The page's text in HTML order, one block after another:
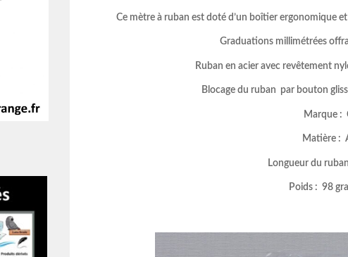
Ce mètre à ruban est doté d’un boîtier ergonomique
Graduations millimétrées
Ruban en acier avec revêtement
Blocage du ruban par bouton
Marque :
Matière :
Longueur du
Poids : 98